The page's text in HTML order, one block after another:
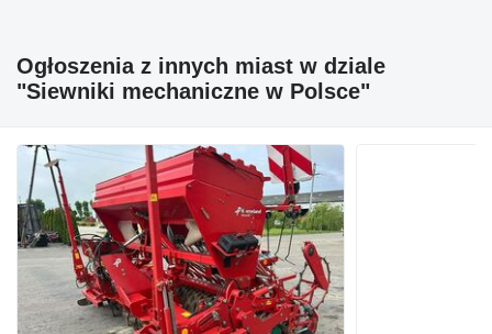
Ogłoszenia z innych miast w dziale
"Siewniki mechaniczne w Polsce"